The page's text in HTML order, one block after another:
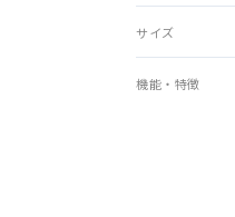
サイズ
機能・特徴